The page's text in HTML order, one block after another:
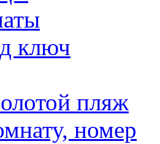
ключ
пляж
номер